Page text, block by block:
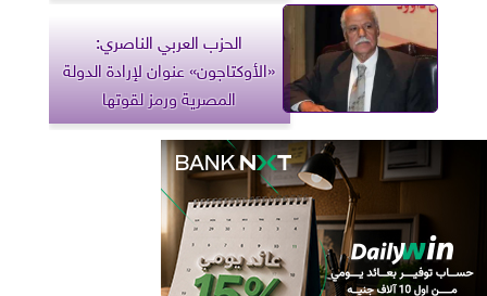
الحزب العربي الناصري:
«الأوكتاجون» عنوان لإرادة الدولة
المصرية ورمز لقوتها